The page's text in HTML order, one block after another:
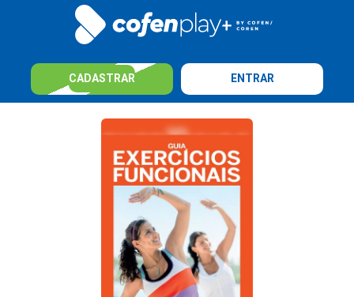
CADASTRAR ENTRAR